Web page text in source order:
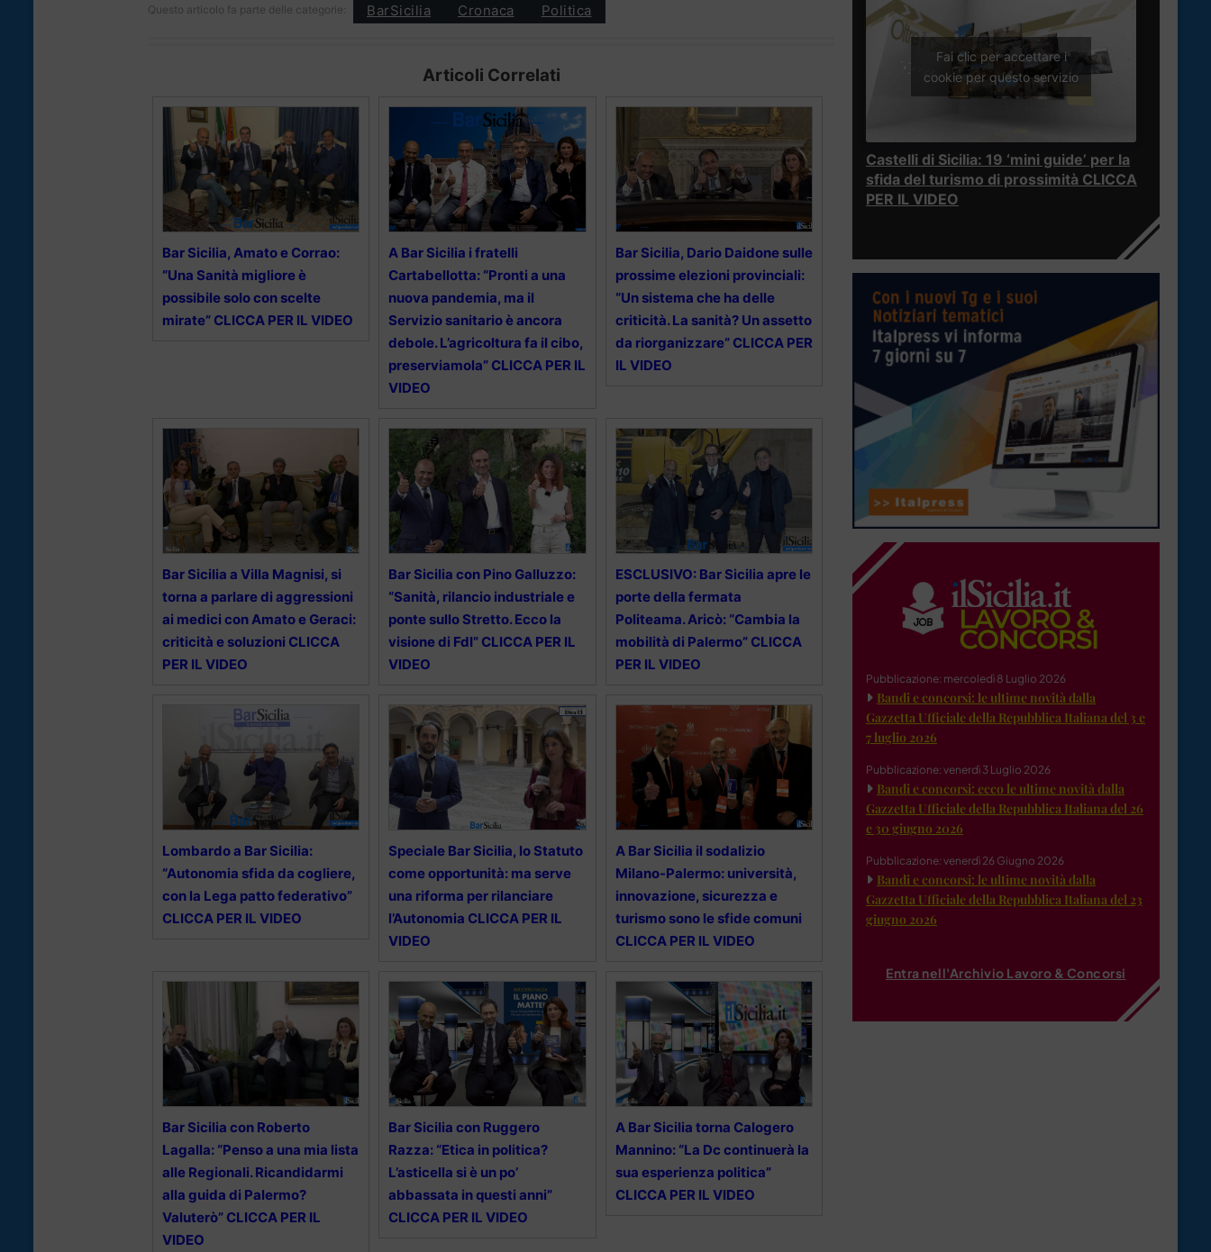
Questo articolo fa parte delle categorie: BarSicilia Cronaca Politica
Articoli Correlati
Bar Sicilia, Amato e Corrao:
“Una Sanità migliore è
possibile solo con scelte
mirate” CLICCA PER IL VIDEO
A Bar Sicilia i fratelli
Cartabellotta: “Pronti a una
nuova pandemia, ma il
Servizio sanitario è ancora
debole. L’agricoltura fa il cibo,
preserviamola” CLICCA PER IL
VIDEO
Bar Sicilia, Dario Daidone sulle
prossime elezioni provinciali:
“Un sistema che ha delle
criticità. La sanità? Un assetto
da riorganizzare” CLICCA PER
IL VIDEO
Bar Sicilia a Villa Magnisi, si
torna a parlare di aggressioni
ai medici con Amato e Geraci:
criticità e soluzioni CLICCA
PER IL VIDEO
Bar Sicilia con Pino Galluzzo:
“Sanità, rilancio industriale e
ponte sullo Stretto. Ecco la
visione di FdI” CLICCA PER IL
VIDEO
ESCLUSIVO: Bar Sicilia apre le
porte della fermata
Politeama. Aricò: “Cambia la
mobilità di Palermo” CLICCA
PER IL VIDEO
Lombardo a Bar Sicilia:
“Autonomia sfida da cogliere,
con la Lega patto federativo”
CLICCA PER IL VIDEO
Speciale Bar Sicilia, lo Statuto
come opportunità: ma serve
una riforma per rilanciare
l’Autonomia CLICCA PER IL
VIDEO
A Bar Sicilia il sodalizio
Milano-Palermo: università,
innovazione, sicurezza e
turismo sono le sfide comuni
CLICCA PER IL VIDEO
Bar Sicilia con Roberto
Lagalla: “Penso a una mia lista
alle Regionali. Ricandidarmi
alla guida di Palermo?
Valuterò” CLICCA PER IL
VIDEO
Bar Sicilia con Ruggero
Razza: “Etica in politica?
L’asticella si è un po’
abbassata in questi anni”
CLICCA PER IL VIDEO
A Bar Sicilia torna Calogero
Mannino: “La Dc continuerà la
sua esperienza politica”
CLICCA PER IL VIDEO
Fai clic per accettare i
cookie per questo servizio
Castelli di Sicilia: 19 ‘mini guide’ per la
sfida del turismo di prossimità CLICCA
PER IL VIDEO
Pubblicazione: mercoledì 8 Luglio 2026
Bandi e concorsi: le ultime novità dalla
Gazzetta Ufficiale della Repubblica Italiana del 3 e
7 luglio 2026
Pubblicazione: venerdì 3 Luglio 2026
Bandi e concorsi: ecco le ultime novità dalla
Gazzetta Ufficiale della Repubblica Italiana del 26
e 30 giugno 2026
Pubblicazione: venerdì 26 Giugno 2026
Bandi e concorsi: le ultime novità dalla
Gazzetta Ufficiale della Repubblica Italiana del 23
giugno 2026
Entra nell'Archivio Lavoro & Concorsi